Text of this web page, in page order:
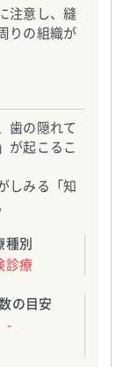
注意し、縫
りの組織が
歯の隠れて
が起こるこ
しみる「知
種別
診療
の目安
-